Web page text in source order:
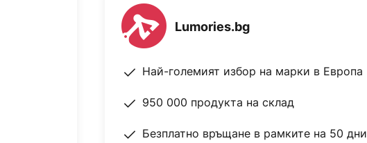
Lumories.bg
Най-големият избор на марки в Европа
950 000 продукта на склад
Безплатно връщане в рамките на 50 дни